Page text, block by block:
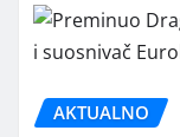
AKTUALNO